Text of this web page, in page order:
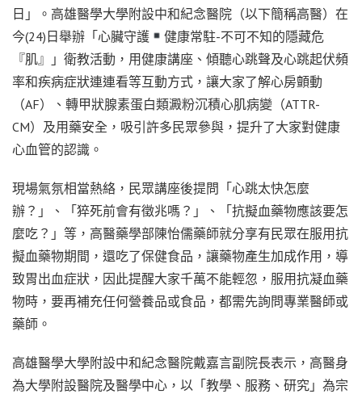
日」。高雄醫學大學附設中和紀念醫院（以下簡稱高醫）在
今(24)日舉辦「心臟守護
健康常駐-不可不知的隱藏危
『肌』」衛教活動，用健康講座、傾聽心跳聲及心跳起伏頻
率和疾病症狀連連看等互動方式，讓大家了解心房顫動
（AF）、轉甲狀腺素蛋白類澱粉沉積心肌病變（ATTR-
CM）及用藥安全，吸引許多民眾參與，提升了大家對健康
心血管的認識。
現場氣氛相當熱絡，民眾講座後提問「心跳太快怎麼
辦？」、「猝死前會有徵兆嗎？」、「抗擬血藥物應該要怎
麼吃？」等，高醫藥學部陳怡儒藥師就分享有民眾在服用抗
擬血藥物期間，還吃了保健食品，讓藥物產生加成作用，導
致胃出血症狀，因此提醒大家千萬不能輕忽，服用抗凝血藥
物時，要再補充任何營養品或食品，都需先詢問專業醫師或
藥師。
高雄醫學大學附設中和紀念醫院戴嘉言副院長表示，高醫身
為大學附設醫院及醫學中心，以「教學、服務、研究」為宗